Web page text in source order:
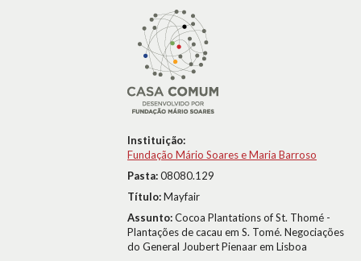
Instituição:
Fundação Mário Soares e Maria Barroso
Pasta:08080.129
Título:Mayfair
Assunto:Cocoa Plantations of St. Thomé -
Plantações de cacau em S. Tomé. Negociações
do General Joubert Pienaar em Lisboa